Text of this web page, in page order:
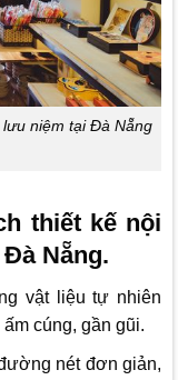
niệm tại Đà Nẵng
thiết kế nội
Nẵng.
vật liệu tự nhiên
cúng, gần gũi.
nét đơn giản,